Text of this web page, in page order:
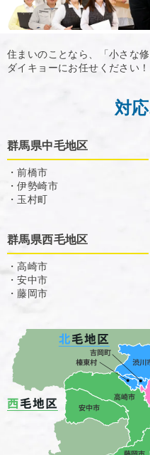
住まいのことなら、「小さな
ダイキョーにお任せください！
対
群馬県中毛地区
・前橋市
・伊勢崎市
・玉村町
群馬県西毛地区
・高崎市
・安中市
・藤岡市